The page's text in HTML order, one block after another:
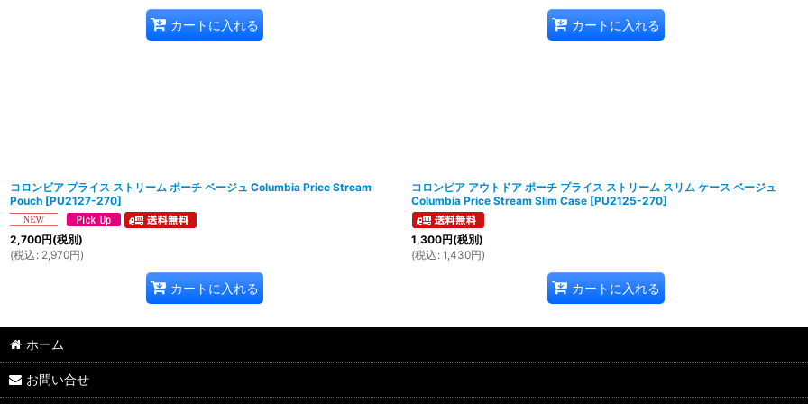
カートに入れる カートに入れる
コロンビア プライス ストリーム ポーチ ベージュ Columbia Price Stream
Pouch [PU2127-270]
2,700円(税別)
(税込 : 2,970円)
カートに入れる
コロンビア アウトドア ポーチ プライス ストリーム スリム ケース ベージュ
Columbia Price Stream Slim Case [PU2125-270]
1,300円(税別)
(税込 : 1,430円)
カートに入れる
ホーム
お問い合せ